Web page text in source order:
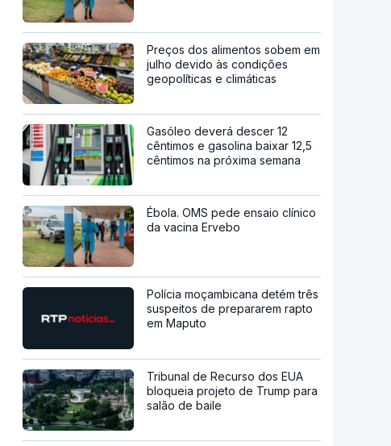
Preços dos alimentos sobem em
julho devido às condições
geopolíticas e climáticas
Gasóleo deverá descer 12
cêntimos e gasolina baixar 12,5
cêntimos na próxima semana
Ébola. OMS pede ensaio clínico
da vacina Ervebo
Polícia moçambicana detém três
suspeitos de prepararem rapto
em Maputo
Tribunal de Recurso dos EUA
bloqueia projeto de Trump para
salão de baile